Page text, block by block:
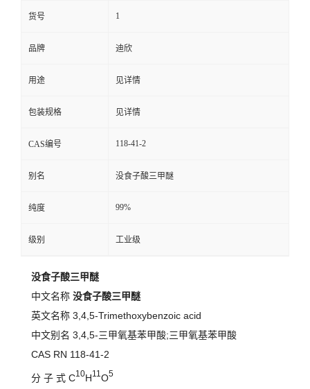
在
线
留
言
货号 1
品牌 迪欣
用途 见详情
包装规格 见详情
CAS编号 118-41-2
别名 没食子酸三甲醚
纯度 99%
级别 工业级
没食子酸三甲醚
中文名称 没食子酸三甲醚
英文名称 3,4,5-Trimethoxybenzoic acid
中文别名 3,4,5-三甲氧基苯甲酸;三甲氧基苯甲酸
CAS RN 118-41-2
分 子 式 C10H11 O5